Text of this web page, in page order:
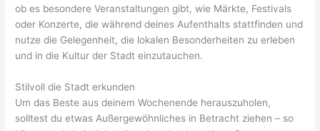
ob es besondere Veranstaltungen gibt, wie Märkte, Festivals
oder Konzerte, die während deines Aufenthalts stattfinden und
nutze die Gelegenheit, die lokalen Besonderheiten zu erleben
und in die Kultur der Stadt einzutauchen.
Stilvoll die Stadt erkunden
Um das Beste aus deinem Wochenende herauszuholen,
solltest du etwas Außergewöhnliches in Betracht ziehen – so